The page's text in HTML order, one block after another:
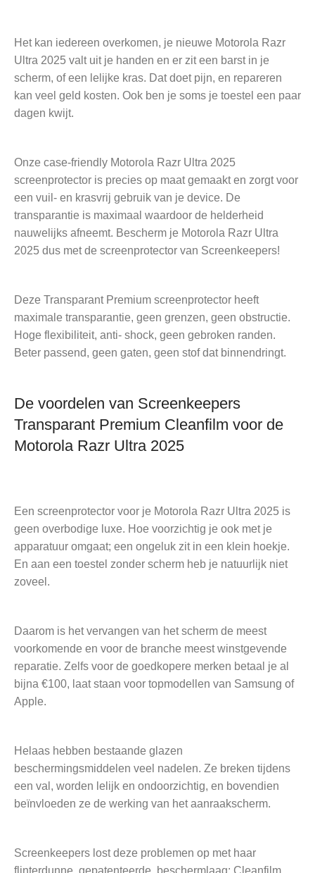
Het kan iedereen overkomen, je nieuwe Motorola Razr
Ultra 2025 valt uit je handen en er zit een barst in je
scherm, of een lelijke kras. Dat doet pijn, en repareren
kan veel geld kosten. Ook ben je soms je toestel een paar
dagen kwijt.
Onze case-friendly Motorola Razr Ultra 2025
screenprotector is precies op maat gemaakt en zorgt voor
een vuil- en krasvrij gebruik van je device. De
transparantie is maximaal waardoor de helderheid
nauwelijks afneemt. Bescherm je Motorola Razr Ultra
2025 dus met de screenprotector van Screenkeepers!
Deze Transparant Premium screenprotector heeft
maximale transparantie, geen grenzen, geen obstructie.
Hoge flexibiliteit, anti- shock, geen gebroken randen.
Beter passend, geen gaten, geen stof dat binnendringt.
De voordelen van Screenkeepers
Transparant Premium Cleanfilm voor de
Motorola Razr Ultra 2025
Een screenprotector voor je Motorola Razr Ultra 2025 is
geen overbodige luxe. Hoe voorzichtig je ook met je
apparatuur omgaat; een ongeluk zit in een klein hoekje.
En aan een toestel zonder scherm heb je natuurlijk niet
zoveel.
Daarom is het vervangen van het scherm de meest
voorkomende en voor de branche meest winstgevende
reparatie. Zelfs voor de goedkopere merken betaal je al
bijna €100, laat staan voor topmodellen van Samsung of
Apple.
Helaas hebben bestaande glazen
beschermingsmiddelen veel nadelen. Ze breken tijdens
een val, worden lelijk en ondoorzichtig, en bovendien
beïnvloeden ze de werking van het aanraakscherm.
Screenkeepers lost deze problemen op met haar
flinterdunne, gepatenteerde, beschermlaag: Cleanfilm.